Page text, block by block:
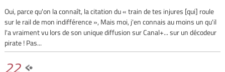
Oui, parce qu'on la connaît, la citation du « train de tes injures [qui] roule
sur le rail de mon indifférence », Mais moi, j'en connais au moins un qu'il
l'a vraiment vu lors de son unique diffusion sur Canal+... sur un décodeur
pirate ! Pas...